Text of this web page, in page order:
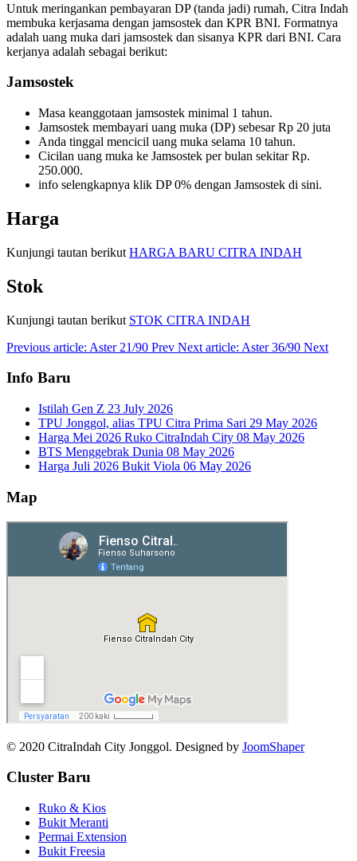
Untuk meringankan pembayaran DP (tanda jadi) rumah, Citra Indah
membuka kerjasama dengan jamsostek dan KPR BNI. Formatnya
adalah uang muka dari jamsostek dan sisanya KPR dari BNI. Cara
kerjanya adalah sebagai berikut:
Jamsostek
Masa keanggotaan jamsostek minimal 1 tahun.
Jamsostek membayari uang muka (DP) sebesar Rp 20 juta
Anda tinggal mencicil uang muka selama 10 tahun.
Cicilan uang muka ke Jamsostek per bulan sekitar Rp.
250.000.
info selengkapnya klik DP 0% dengan Jamsostek di sini.
Harga
Kunjungi tautan berikut HARGA BARU CITRA INDAH
Stok
Kunjungi tautan berikut STOK CITRA INDAH
Previous article: Aster 21/90 Prev Next article: Aster 36/90 Next
Info Baru
Istilah Gen Z 23 July 2026
TPU Jonggol, alias TPU Citra Prima Sari 29 May 2026
Harga Mei 2026 Ruko CitraIndah City 08 May 2026
BTS Menggebrak Dunia 08 May 2026
Harga Juli 2026 Bukit Viola 06 May 2026
Map
© 2020 CitraIndah City Jonggol. Designed by JoomShaper
Cluster Baru
Ruko & Kios
Bukit Meranti
Permai Extension
Bukit Freesia